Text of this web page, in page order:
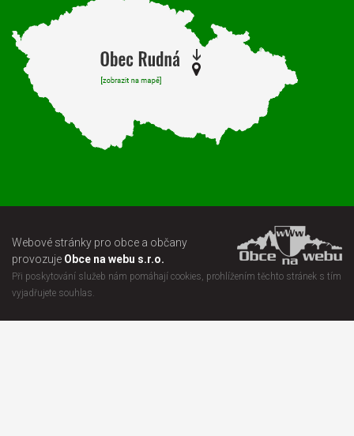
Webové stránky pro obce a občany
provozuje Obce na webu s.r.o.
Při poskytování služeb nám pomáhají cookies, prohlížením těchto stránek s tím
vyjadřujete souhlas.